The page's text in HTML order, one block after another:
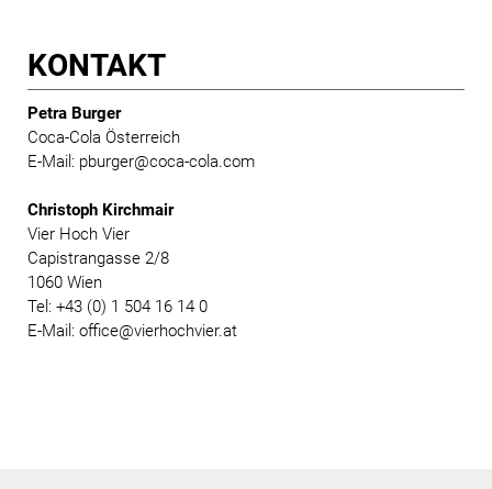
KONTAKT
Petra Burger
Coca-Cola Österreich
E-Mail: pburger@coca-cola.com
Christoph Kirchmair
Vier Hoch Vier
Capistrangasse 2/8
1060 Wien
Tel: +43 (0) 1 504 16 14 0
E-Mail: office@vierhochvier.at